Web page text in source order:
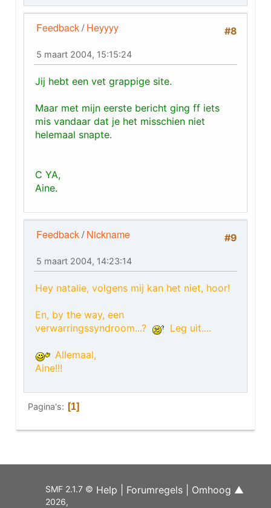
#8
Feedback/Heyyyy
5 maart 2004, 15:15:24
Jij hebt een vet grappige site.
Maar met mijn eerste bericht ging ff iets
mis vandaar dat je het misschien niet
helemaal snapte.
C YA,
Aine.
#9
Feedback/Nickname
5 maart 2004, 14:23:14
Hey natalie, volgens mij kan het niet, hoor!
En, by the way, een
verwarringssyndroom...?
Leg uit....
Allemaal,
Aine!!!
Pagina's 1
Help Forumregels Omhoog ▲
SMF 2.1.7 ©
2026,